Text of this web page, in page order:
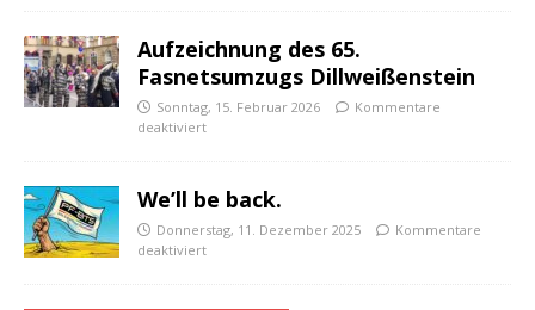
Aufzeichnung des 65.
Fasnetsumzugs Dillweißenstein
Sonntag, 15. Februar 2026
Kommentare
deaktiviert
We’ll be back.
Donnerstag, 11. Dezember 2025
Kommentare
deaktiviert